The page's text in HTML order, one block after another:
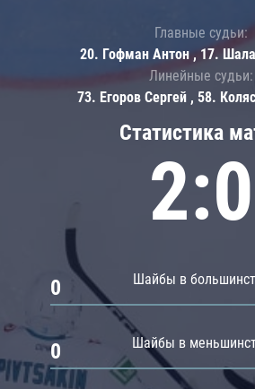
Статистика
2:0
Шайбы в
0
Шайбы в
0
Главные судьи:
20. Гофман Антон , 17.
Линейные судьи:
73. Егоров Сергей , 58.